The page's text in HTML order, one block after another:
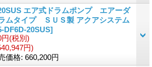
エア式ドラムポンプ エアーダ
ムタイプ ＳＵＳ製 アクアシステム
DF6D-20SUS]
(税別)
円)
価格: 660,200円